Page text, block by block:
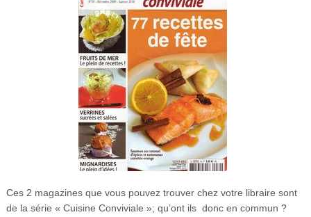
Ces 2 magazines que vous pouvez trouver chez votre libraire sont
de la série « Cuisine Conviviale »; qu’ont ils donc en commun ?